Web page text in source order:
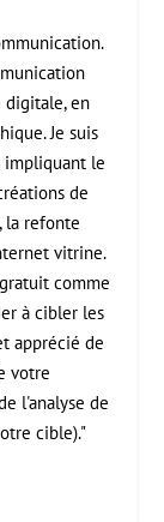
digitale, en
Je suis
impliquant le
de
la refonte
vitrine.
comme
à cibler les
apprécié de
votre
l'analyse de
cible)."